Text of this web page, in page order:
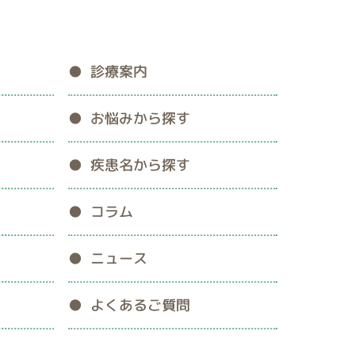
診療案内
お悩みから探す
疾患名から探す
コラム
ニュース
よくあるご質問